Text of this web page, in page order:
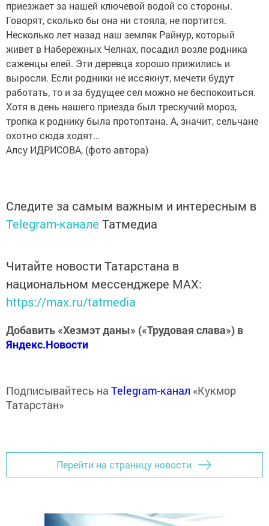
приезжает за нашей ключевой водой со стороны.
Говорят, сколько бы она ни стояла, не портится.
Несколько лет назад наш земляк Райнур, который
живет в Набережных Челнах, посадил возле родника
саженцы елей. Эти деревца хорошо прижились и
выросли. Если родники не иссякнут, мечети будут
работать, то и за будущее сел можно не беспокоиться.
Хотя в день нашего приезда был трескучий мороз,
тропка к роднику была протоптана. А, значит, сельчане
охотно сюда ходят…
Алсу ИДРИСОВА, (фото автора)
Следите за самым важным и интересным в
Telegram-канале Татмедиа
Читайте новости Татарстана в
национальном мессенджере MАХ:
https://max.ru/tatmedia
Добавить «Хезмэт даны» («Трудовая слава») в
Яндекс.Новости
Подписывайтесь на Telegram-канал «Кукмор
Татарстан»
Перейти на страницу новости